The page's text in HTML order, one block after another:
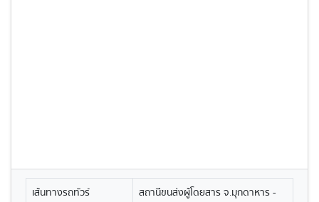
เส้นทางรถทัวร์
สถานีขนส่งผู้โดยสาร จ.มุกดาหาร -